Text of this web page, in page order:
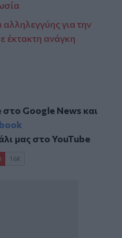
για την
έκτακτη ανάγκη
στο Google Newsκαι
μας στοYouTube